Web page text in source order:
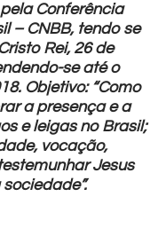
Conferência
– CNBB, tendo se
Rei, 26 de
se até o
Objetivo: “Como
a presença e a
e leigas no Brasil;
vocação,
Jesus